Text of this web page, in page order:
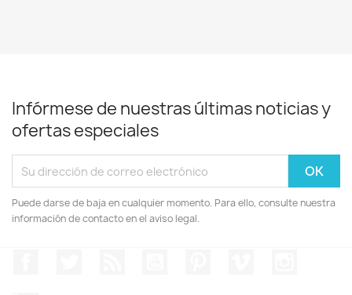
Infórmese de nuestras últimas noticias y
ofertas especiales
Puede darse de baja en cualquier momento. Para ello, consulte nuestra
información de contacto en el aviso legal.